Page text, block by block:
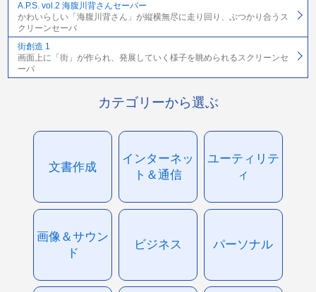
A.P.S. vol.2 海腹川背さんセーバー
かわいらしい「海腹川背さん」が縦横無尽に走り回り、ぶつかり合うス
クリーンセーバ
街創造 1
画面上に「街」が作られ、発展していく様子を眺められるスクリーンセ
ーバ
カテゴリーから選ぶ
文書作成
インターネッ
ト＆通信
ユーティリテ
ィ
画像＆サウン
ド
ビジネス パーソナル